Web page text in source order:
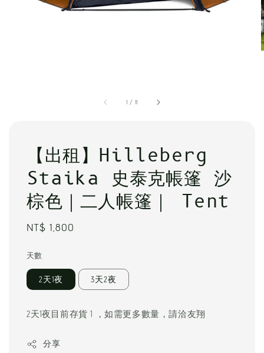
1 / 11
【出租】Hilleberg
Staika 史泰克帳篷 沙
棕色｜二人帳篷｜ Tent
Regular
NT$ 1,800
天數
2天1夜 3天2夜
2天1夜目前存貨 1 ，如需更多數量，請洽友翔
分享